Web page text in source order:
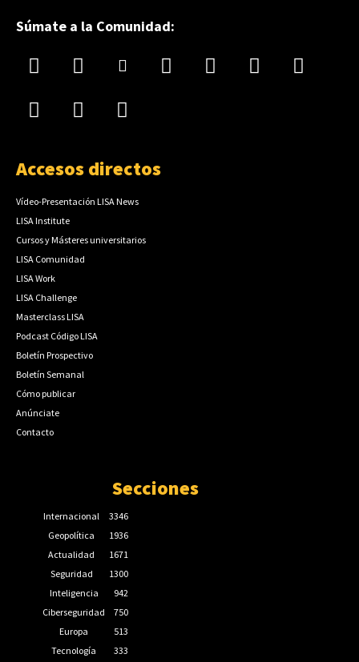
Súmate a la Comunidad:
Accesos directos
Vídeo-Presentación LISA News
LISA Institute
Cursos y Másteres universitarios
LISA Comunidad
LISA Work
LISA Challenge
Masterclass LISA
Podcast Código LISA
Boletín Prospectivo
Boletín Semanal
Cómo publicar
Anúnciate
Contacto
Secciones
Internacional
3346
Geopolítica
1936
Actualidad
1671
Seguridad
1300
Inteligencia
942
Ciberseguridad
750
Europa
513
Tecnología
333